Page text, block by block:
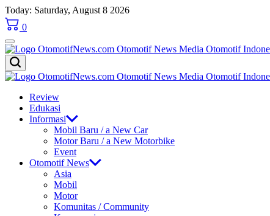
Skip
to
content
Today: Saturday, August 8 2026
0
OtomotifNews.com
OtomotifNews.com
Review
Edukasi
Informasi
Mobil Baru / a New Car
Motor Baru / a New Motorbike
Event
Otomotif News
Asia
Mobil
Motor
Komunitas / Community